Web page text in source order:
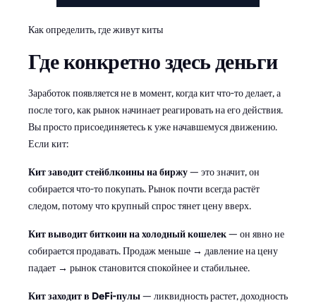
Как определить, где живут киты
Где конкретно здесь деньги
Заработок появляется не в момент, когда кит что-то делает, а
после того, как рынок начинает реагировать на его действия.
Вы просто присоединяетесь к уже начавшемуся движению.
Если кит:
Кит заводит стейблкоины на биржу— это значит, он
собирается что-то покупать. Рынок почти всегда растёт
следом, потому что крупный спрос тянет цену вверх.
Кит выводит биткоин на холодный кошелек— он явно не
собирается продавать. Продаж меньше → давление на цену
падает → рынок становится спокойнее и стабильнее.
Кит заходит в DeFi-пулы— ликвидность растет, доходность